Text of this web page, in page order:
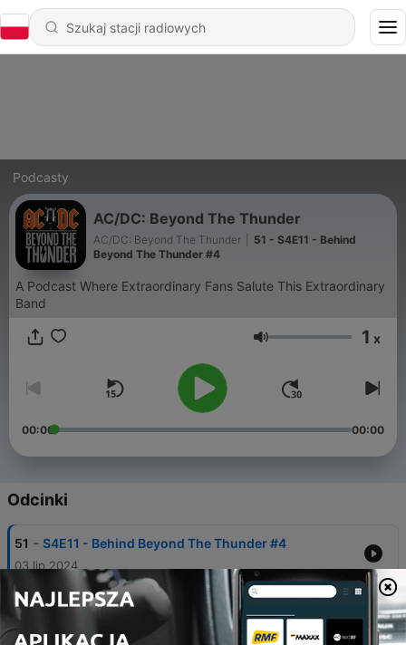
Podcasty
AC/DC: Beyond The Thunder
AC/DC: Beyond The Thunder
51 - S4E11 - Behind
Beyond The Thunder #4
A Podcast Where Extraordinary Fans Salute This Extraordinary
Band
Głośność 1 x
00:00 00:00
Odcinki
51 - S4E11 - Behind Beyond The Thunder #4
03 lip 2024
50 - S4E10 - Dean Delray
19 kwi 2024